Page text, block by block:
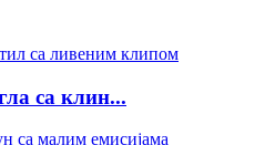
са клин...